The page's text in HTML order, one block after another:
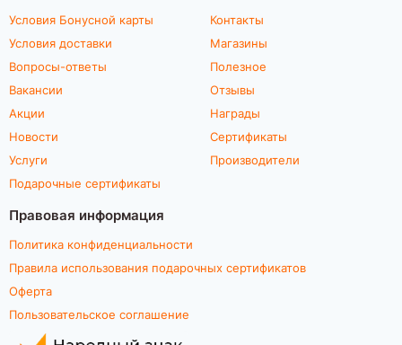
Условия Бонусной карты
Условия доставки
Вопросы-ответы
Вакансии
Акции
Новости
Услуги
Подарочные сертификаты
Контакты
Магазины
Полезное
Отзывы
Награды
Сертификаты
Производители
Правовая информация
Политика конфиденциальности
Правила использования подарочных сертификатов
Оферта
Пользовательское соглашение